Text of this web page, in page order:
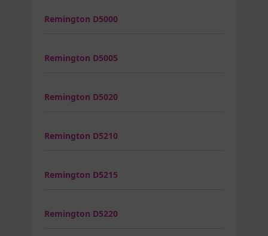
Remington D5000
Remington D5005
Remington D5020
Remington D5210
Remington D5215
Remington D5220